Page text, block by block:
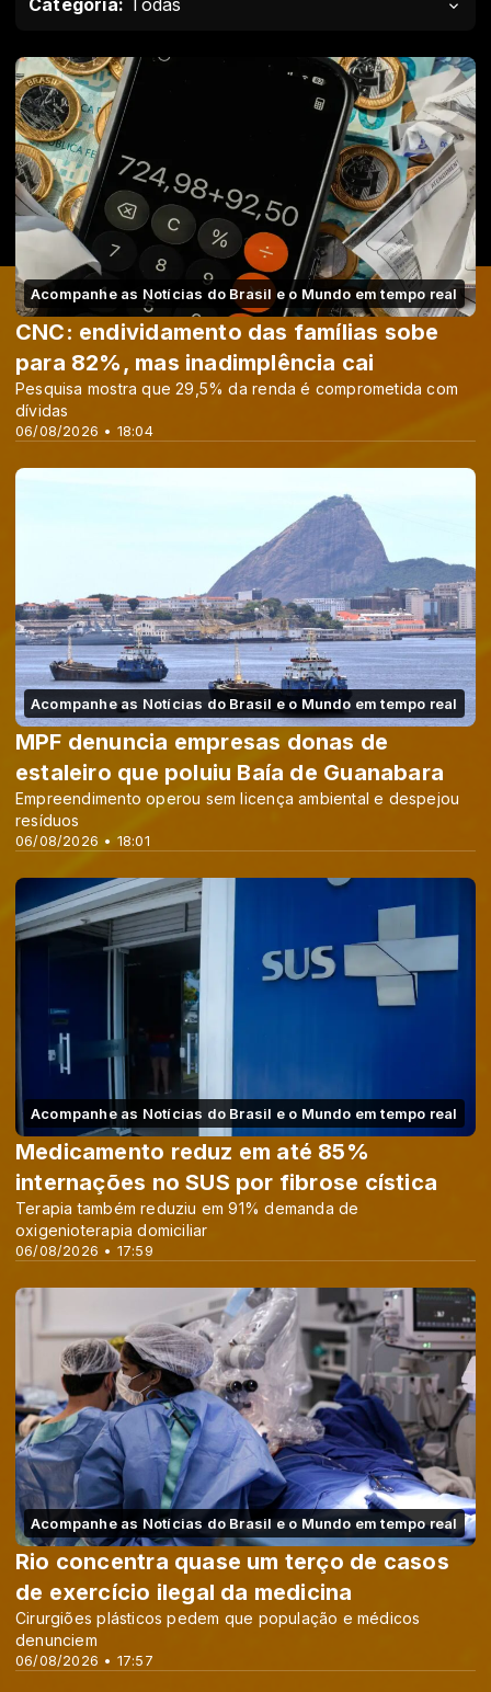
Categoria: Todas
Acompanhe as Notícias do Brasil e o Mundo em tempo real
06/08/2026 • 18:04
CNC: endividamento das famílias sobe
para 82%, mas inadimplência cai
Pesquisa mostra que 29,5% da renda é comprometida com
dívidas
Acompanhe as Notícias do Brasil e o Mundo em tempo real
06/08/2026 • 18:01
MPF denuncia empresas donas de
estaleiro que poluiu Baía de Guanabara
Empreendimento operou sem licença ambiental e despejou
resíduos
Acompanhe as Notícias do Brasil e o Mundo em tempo real
06/08/2026 • 17:59
Medicamento reduz em até 85%
internações no SUS por fibrose cística
Terapia também reduziu em 91% demanda de
oxigenioterapia domiciliar
Acompanhe as Notícias do Brasil e o Mundo em tempo real
06/08/2026 • 17:57
Rio concentra quase um terço de casos
de exercício ilegal da medicina
Cirurgiões plásticos pedem que população e médicos
denunciem